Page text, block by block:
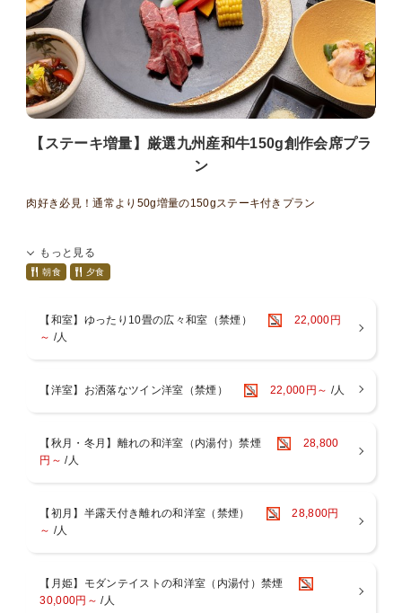
【ステーキ増量】厳選九州産和牛150g創作会席プラ
ン
肉好き必見！通常より50g増量の150gステーキ付きプラン
ひと口ごとに広がる濃厚な旨みと芳醇な香りを、心ゆくまでご堪能く
ださい。
【ご夕食】
上がりいただけます。
【ご朝食】
■■■■お食事について■■■■■■■■■■■■■■■■■■■
〇連泊の場合２泊目以降は料理長おまかせコースをご用意いたしま
す。
もっと見る
朝食 夕食
【和室】ゆったり10畳の広々和室（禁煙）
22,000円
～ /人
【洋室】お洒落なツイン洋室（禁煙） 22,000円～ /人
【秋月・冬月】離れの和洋室（内湯付）禁煙
28,800
円～ /人
【初月】半露天付き離れの和洋室（禁煙）
28,800円
～ /人
【月姫】モダンテイストの和洋室（内湯付）禁煙
30,000円～ /人